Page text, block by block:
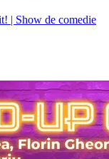
| Show de comedie